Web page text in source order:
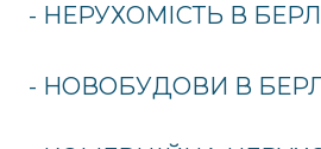
- НЕРУХОМІСТЬ В
- НОВОБУДОВИ В